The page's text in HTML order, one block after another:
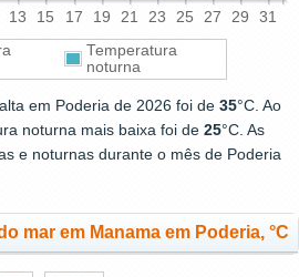
13 15 17 19 21 23 25 27 29 31
Temperatura
noturna
em Poderia de 2026 foi de 35°C. Ao
noturna mais baixa foi de 25°C. As
e noturnas durante o mês de Poderia
mar em Manama em Poderia, °C